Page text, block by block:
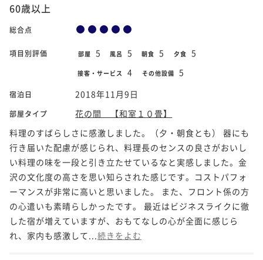
60歳以上
総合点
項目別評価 部屋 5 風呂 5 朝食 5 夕食 5
接客・サービス 4 その他設備 5
宿泊日 2018年11月9日
部屋タイプ
花の間 【和室１０畳】
料理のすばらしさに感激しました。（夕・朝食とも） 器にも
行き届いた配慮が感じられ、料理長のセンスの良さがおいし
い料理の味を一段と引き立たせているなと実感しました。金
沢の文化度の高さを思い知らされた感じです。コストパフォ
ーマンスが非常に高いと思いました。 また、フロント係の方
の心遣いも素晴らしかったです。 最近はビジネスライクに徹
した宿が増えていますが、おもてなしの心が全面に感じら
れ、家内も感激して... 続きをよむ